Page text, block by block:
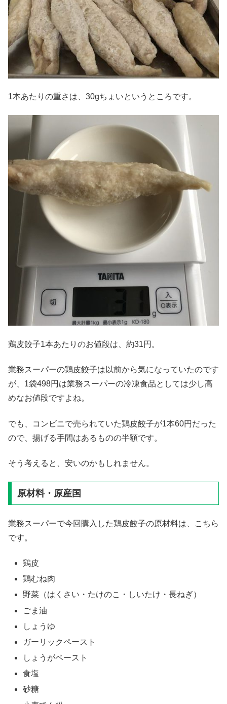
1本あたりの重さは、30gちょいというところです。
鶏皮餃子1本あたりのお値段は、約31円。
業務スーパーの鶏皮餃子は以前から気になっていたのです
が、1袋498円は業務スーパーの冷凍食品としては少し高
めなお値段ですよね。
でも、コンビニで売られていた鶏皮餃子が1本60円だった
ので、揚げる手間はあるものの半額です。
そう考えると、安いのかもしれません。
原材料・原産国
業務スーパーで今回購入した鶏皮餃子の原材料は、こちら
です。
鶏皮
鶏むね肉
野菜（はくさい・たけのこ・しいたけ・長ねぎ）
ごま油
しょうゆ
ガーリックペースト
しょうがペースト
食塩
砂糖